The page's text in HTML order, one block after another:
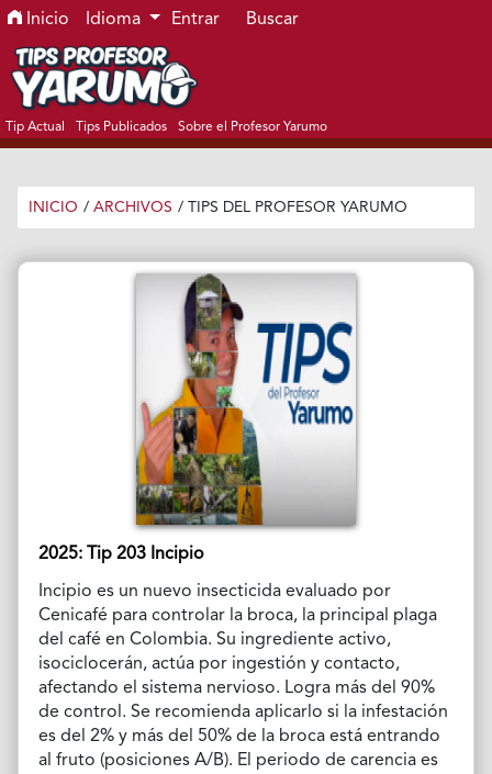
Ir al menú de navegación principal
Ir al contenido principal
Ir al pie de página del sitio
Inicio Idioma Entrar Buscar
Tip Actual Tips Publicados Sobre el Profesor Yarumo
INICIO / ARCHIVOS / TIPS DEL PROFESOR YARUMO
2025: Tip 203 Incipio
Incipio es un nuevo insecticida evaluado por
Cenicafé para controlar la broca, la principal plaga
del café en Colombia. Su ingrediente activo,
isociclocerán, actúa por ingestión y contacto,
afectando el sistema nervioso. Logra más del 90%
de control. Se recomienda aplicarlo si la infestación
es del 2% y más del 50% de la broca está entrando
al fruto (posiciones A/B). El periodo de carencia es